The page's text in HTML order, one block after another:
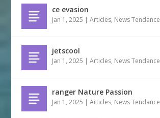
ce evasion
Jan 1, 2025 |Articles, News Tendance
jetscool
Jan 1, 2025 |Articles, News Tendance
ranger Nature Passion
Jan 1, 2025 |Articles, News Tendance